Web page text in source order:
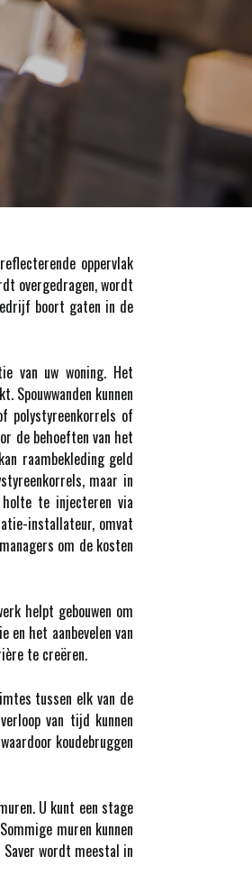
oppervlak
overgedragen, wordt
boort gaten in de
van uw woning. Het
kunnen
polystyreenkorrels of
de behoeften van het
raambekleding geld
maar in
holte te injecteren via
installateur, omvat
om de kosten
helpt gebouwen om
het aanbevelen van
te creëren.
tussen elk van de
van tijd kunnen
koudebruggen
U kunt een stage
muren kunnen
wordt meestal in